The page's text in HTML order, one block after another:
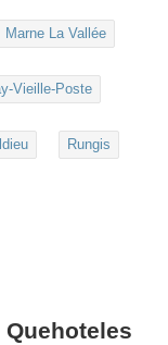
Marne La Vallée
Vieille-Poste
Rungis